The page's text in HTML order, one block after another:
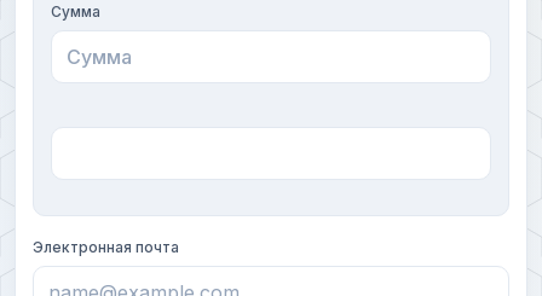
Сумма
Электронная почта